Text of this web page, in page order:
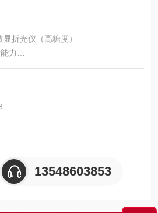
折光仪（高糖度）
力
45.0-93.0% Brix 的高浓度区间，专为
合 GB 14963 标准，避免因水分过高
13548603853